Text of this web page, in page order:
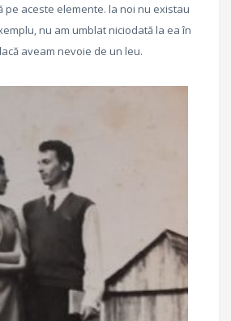
pe aceste elemente. la noi nu existau
nu am umblat niciodată la ea în
aveam nevoie de un leu.